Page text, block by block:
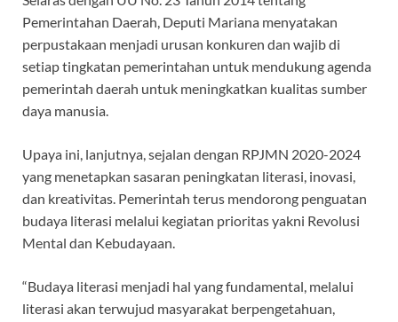
Pemerintahan Daerah, Deputi Mariana menyatakan
perpustakaan menjadi urusan konkuren dan wajib di
setiap tingkatan pemerintahan untuk mendukung agenda
pemerintah daerah untuk meningkatkan kualitas sumber
daya manusia.
Upaya ini, lanjutnya, sejalan dengan RPJMN 2020-2024
yang menetapkan sasaran peningkatan literasi, inovasi,
dan kreativitas. Pemerintah terus mendorong penguatan
budaya literasi melalui kegiatan prioritas yakni Revolusi
Mental dan Kebudayaan.
“Budaya literasi menjadi hal yang fundamental, melalui
literasi akan terwujud masyarakat berpengetahuan,